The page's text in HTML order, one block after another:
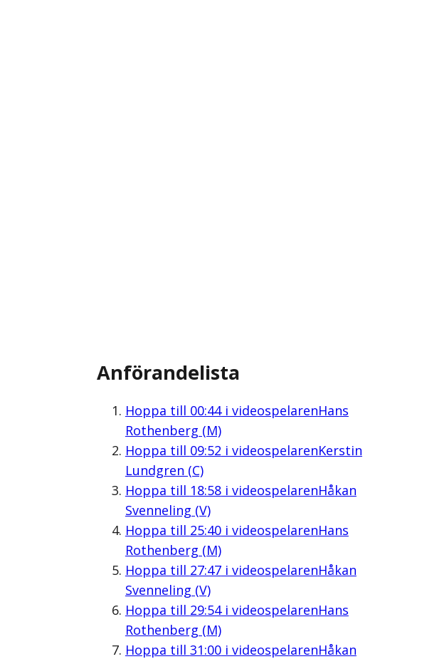
Anförandelista
Hoppa till 00:44i videospelarenHans
Rothenberg (M)
Hoppa till 09:52 i videospelarenKerstin
Lundgren (C)
Hoppa till 18:58i videospelarenHåkan
Svenneling (V)
Hoppa till 25:40i videospelarenHans
Rothenberg (M)
Hoppa till 27:47i videospelarenHåkan
Svenneling (V)
Hoppa till 29:54i videospelarenHans
Rothenberg (M)
Hoppa till 31:00i videospelarenHåkan